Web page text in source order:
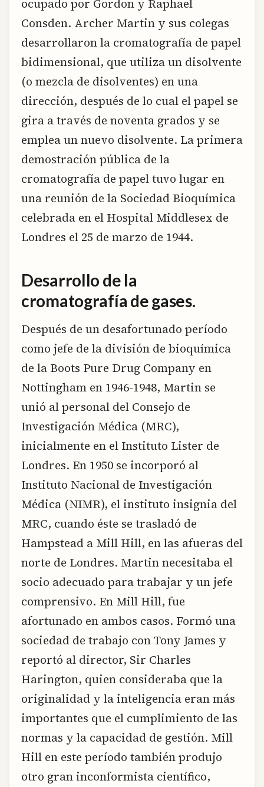
ocupado por Gordon y Raphael
Consden. Archer Martin y sus colegas
desarrollaron la cromatografía de papel
bidimensional, que utiliza un disolvente
(o mezcla de disolventes) en una
dirección, después de lo cual el papel se
gira a través de noventa grados y se
emplea un nuevo disolvente. La primera
demostración pública de la
cromatografía de papel tuvo lugar en
una reunión de la Sociedad Bioquímica
celebrada en el Hospital Middlesex de
Londres el 25 de marzo de 1944.
Desarrollo de la
cromatografía de gases.
Después de un desafortunado período
como jefe de la división de bioquímica
de la Boots Pure Drug Company en
Nottingham en 1946-1948, Martin se
unió al personal del Consejo de
Investigación Médica (MRC),
inicialmente en el Instituto Lister de
Londres. En 1950 se incorporó al
Instituto Nacional de Investigación
Médica (NIMR), el instituto insignia del
MRC, cuando éste se trasladó de
Hampstead a Mill Hill, en las afueras del
norte de Londres. Martin necesitaba el
socio adecuado para trabajar y un jefe
comprensivo. En Mill Hill, fue
afortunado en ambos casos. Formó una
sociedad de trabajo con Tony James y
reportó al director, Sir Charles
Harington, quien consideraba que la
originalidad y la inteligencia eran más
importantes que el cumplimiento de las
normas y la capacidad de gestión. Mill
Hill en este período también produjo
otro gran inconformista científico,